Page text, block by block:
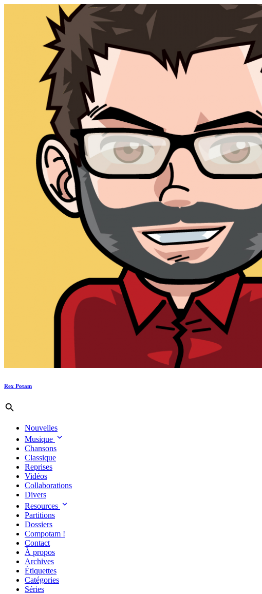
Rex Potam
Nouvelles
Musique
Chansons
Classique
Reprises
Vidéos
Collaborations
Divers
Resources
Partitions
Dossiers
Compotam !
Contact
À propos
Archives
Étiquettes
Catégories
Séries